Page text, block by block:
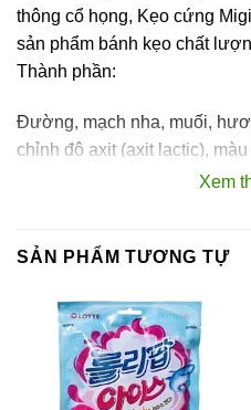
thông cổ họng, Kẹo cứng
sản phẩm bánh kẹo chất
Thành phần:
Đường, mạch nha, muối,
chỉnh độ axit (axit lactic),
Dùng trực tiếp ngay khi mở
Hướng dẫn bảo quản:
Bảo quản nơi khô ráo
Xem
SẢN PHẨM TƯƠNG TỰ